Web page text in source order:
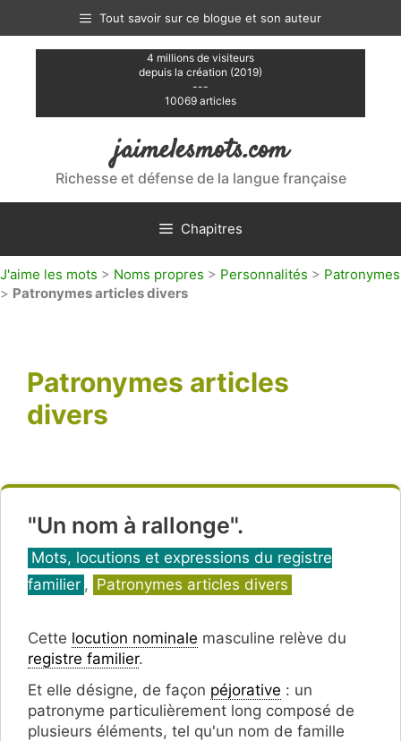
contenu
Tout savoir sur ce blogue et son auteur
4 millions de visiteurs
depuis la création (2019)
---
10069 articles
jaimelesmots.com
Richesse et défense de la langue française
Chapitres
J'aime les mots > Noms propres > Personnalités > Patronymes
> Patronymes articles divers
Patronymes articles
divers
"Un nom à rallonge".
Catégories
Mots, locutions et expressions du registre
familier , Patronymes articles divers
Cette locution nominale masculine relève du
registre familier.
Et elle désigne, de façon péjorative : un
patronyme particulièrement long composé de
plusieurs éléments, tel qu'un nom de famille